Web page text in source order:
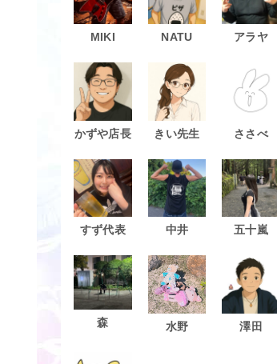
MIKI NATU アラヤ
かずや店長 きい先生 ささべ
すず代表 中井 五十嵐
森 水野 澤田